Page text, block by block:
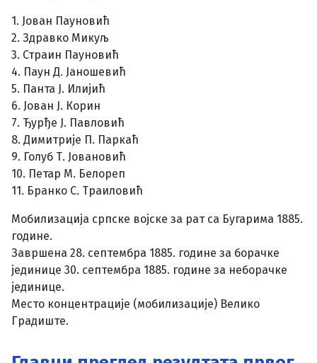
1. Јован Пауновић
2. Здравко Микуљ
3. Страин Пауновић
4. Паун Д. Јаношевић
5. Панта Ј. Илијић
6. Јован Ј. Корин
7. Ђурђе Ј. Павловић
8. Димитрије П. Паркаћ
9. Голуб Т. Јовановић
10. Петар М. Белореп
11. Бранко С. Траиловић
Мобилизација српске војске за рат са Бугарима 1885.
године.
Завршена 28. септембра 1885. године за борачке
јединице 30. септембра 1885. године за неборачке
јединице.
Место концентрације (мобилизације) Велико
Градиште.